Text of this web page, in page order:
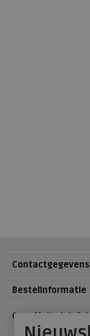
Contactgegevens
Bestelinformatie
Over Meijerink